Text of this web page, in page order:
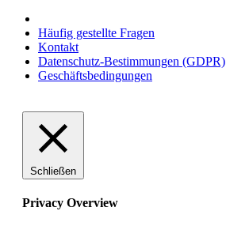
Häufig gestellte Fragen
Kontakt
Datenschutz-Bestimmungen (GDPR)
Geschäftsbedingungen
Schließen
Privacy Overview